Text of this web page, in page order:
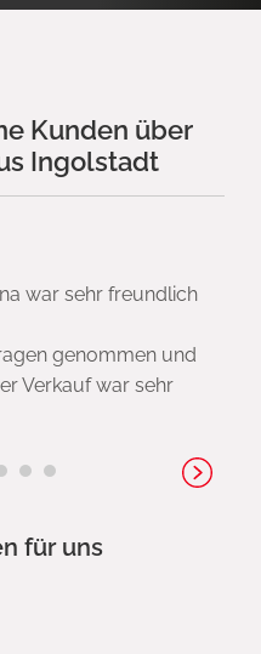
Kunden über
Ingolstadt
war sehr freundlich
genommen und
Verkauf war sehr
für uns